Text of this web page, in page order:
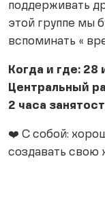
поддерживать
этой группе мы
вспоминать «
Когда и где:
Центральный
2 часа
❤️ С собой:
создавать свою